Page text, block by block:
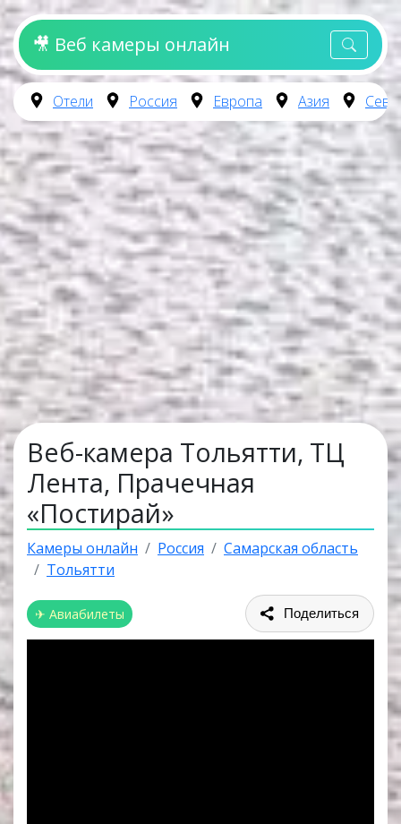
🎥 Веб камеры онлайн
Отели Россия Европа Азия
Веб-камера Тольятти, ТЦ
Лента, Прачечная
«Постирай»
Камеры онлайн Россия
Самарская область
Тольятти
✈ Авиабилеты Поделиться